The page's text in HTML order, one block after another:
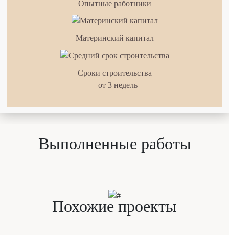
Опытные работники
Материнский капитал
Сроки строительства
– от 3 недель
Выполненные работы
Похожие проекты